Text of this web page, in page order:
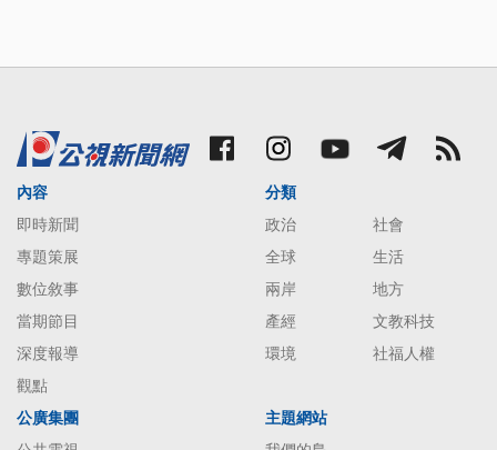
內容
即時新聞
專題策展
數位敘事
當期節目
深度報導
觀點
分類
政治
社會
全球
生活
兩岸
地方
產經
文教科技
環境
社福人權
公廣集團
主題網站